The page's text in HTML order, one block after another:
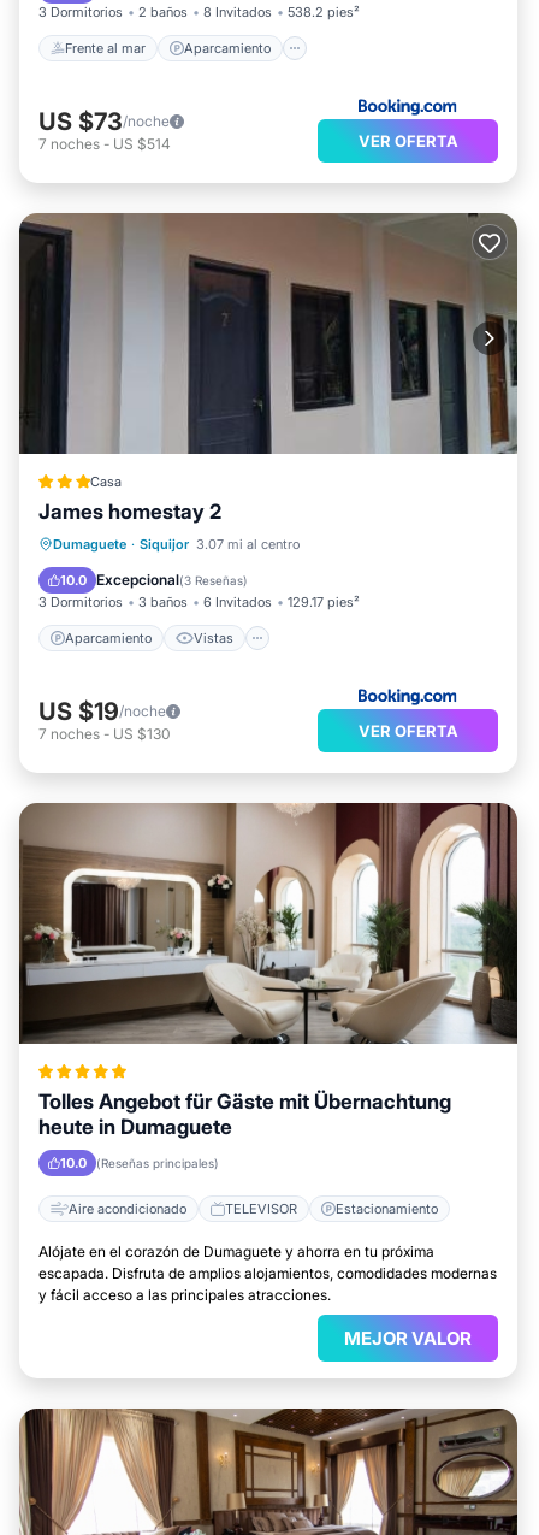
3 Dormitorios 2 baños 8 Invitados 538.2 pies²
Frente al mar Aparcamiento
US $73/noche
7 noches - US $514 VER OFERTA
Casa
James homestay 2
Dumaguete · Siquijor 3.07 mi al centro
10.0 Excepcional(3 Reseñas)
3 Dormitorios 3 baños 6 Invitados 129.17 pies²
Aparcamiento Vistas
Aparcamiento
Vistas
Aire acondicionado
US $19/noche
7 noches - US $130 VER OFERTA
Tolles Angebot für Gäste mit Übernachtung
heute in Dumaguete
10.0 (Reseñas principales)
Aire acondicionado TELEVISOR Estacionamiento
Alójate en el corazón de Dumaguete y ahorra en tu próxima
escapada. Disfruta de amplios alojamientos, comodidades modernas
y fácil acceso a las principales atracciones.
MEJOR VALOR